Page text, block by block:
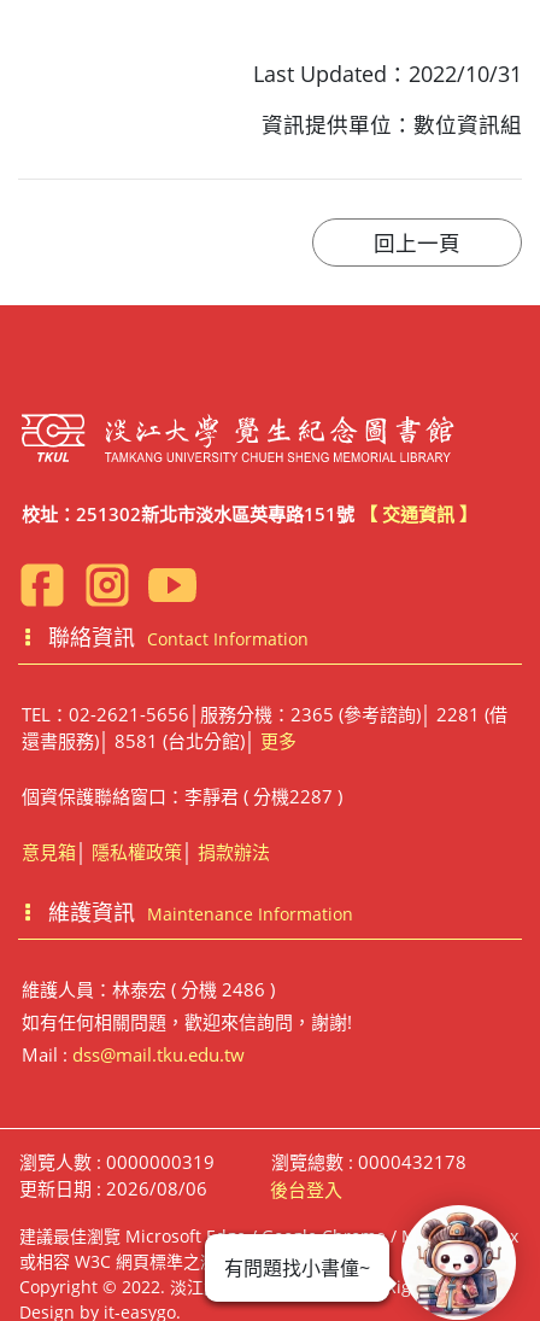
Last Updated：2022/10/31
資訊提供單位：數位資訊組
校址：251302新北市淡水區英專路151號 【 交通資訊 】
聯絡資訊 Contact Information
TEL：02-2621-5656│服務分機：2365 (參考諮詢)│ 2281 (借
還書服務)│ 8581 (台北分館)│ 更多
個資保護聯絡窗口：李靜君 ( 分機2287 )
意見箱│ 隱私權政策│ 捐款辦法
維護資訊 Maintenance Information
維護人員：林泰宏 ( 分機 2486 )
如有任何相關問題，歡迎來信詢問，謝謝!
Mail : dss@mail.tku.edu.tw
瀏覽人數 : 0000000319
瀏覽總數 : 0000432178
更新日期 : 2026/08/06
後台登入
建議最佳瀏覽 Microsoft Edge / Google Chrome / Mozilla Firefox
或相容 W3C 網頁標準之瀏覽器
Copyright © 2022. 淡江大學覺生紀念圖書館 All Right Reserve.
Design by it-easygo.
有問題找小書僮~